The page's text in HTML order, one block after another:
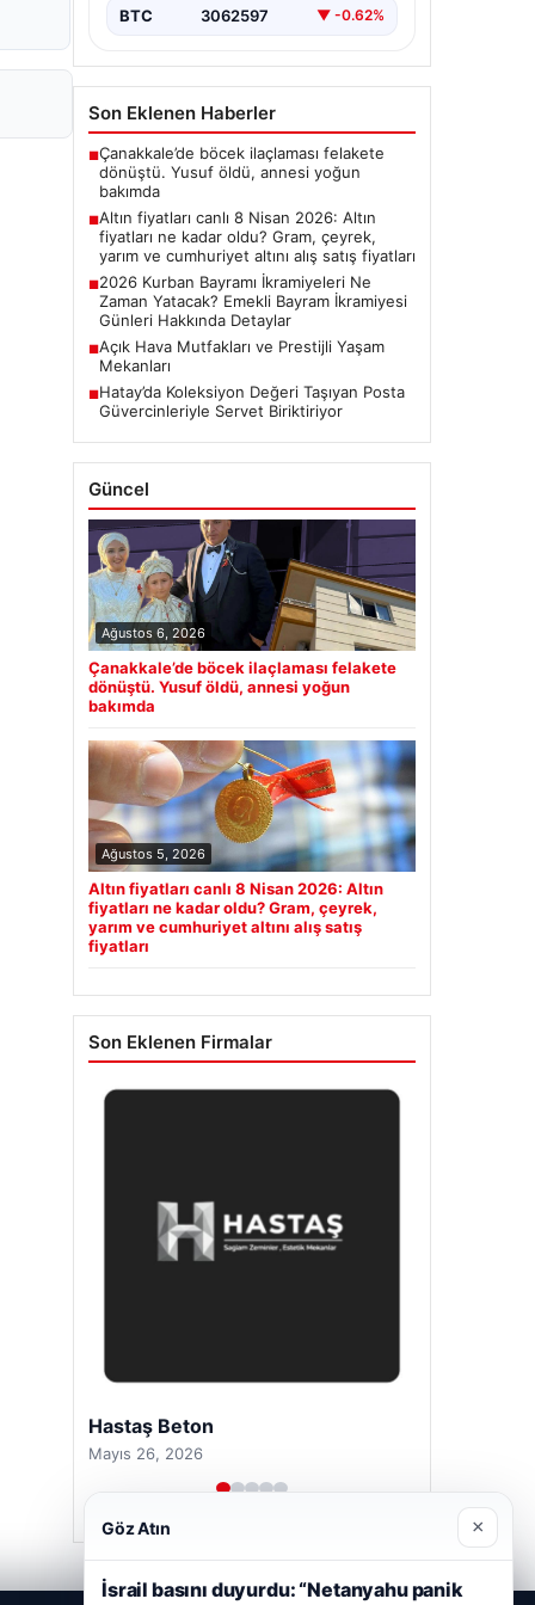
BTC 3062597 ▼ -0.62%
Son Eklenen Haberler
■Çanakkale’de böcek ilaçlaması felakete
dönüştü. Yusuf öldü, annesi yoğun
bakımda
■Altın fiyatları canlı 8 Nisan 2026: Altın
fiyatları ne kadar oldu? Gram, çeyrek,
yarım ve cumhuriyet altını alış satış fiyatları
■2026 Kurban Bayramı İkramiyeleri Ne
Zaman Yatacak? Emekli Bayram İkramiyesi
Günleri Hakkında Detaylar
■Açık Hava Mutfakları ve Prestijli Yaşam
Mekanları
■Hatay’da Koleksiyon Değeri Taşıyan Posta
Güvercinleriyle Servet Biriktiriyor
Güncel
Ağustos 6, 2026
Çanakkale’de böcek ilaçlaması felakete
dönüştü. Yusuf öldü, annesi yoğun
bakımda
Ağustos 5, 2026
Altın fiyatları canlı 8 Nisan 2026: Altın
fiyatları ne kadar oldu? Gram, çeyrek,
yarım ve cumhuriyet altını alış satış
fiyatları
Son Eklenen Firmalar
Prenses Night Club
Nisan 29, 2026
Göz Atın ×
İsrail basını duyurdu: “Netanyahu panik